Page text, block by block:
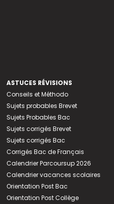
ASTUCES RÉVISIONS
Conseils et Méthodo
Sujets probables Brevet
Sujets Probables Bac
Sujets corrigés Brevet
Sujets corrigés Bac
Corrigés Bac de Français
Calendrier Parcoursup 2026
Calendrier vacances scolaires
Orientation Post Bac
Orientation Post Collège